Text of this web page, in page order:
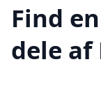
Find
dele